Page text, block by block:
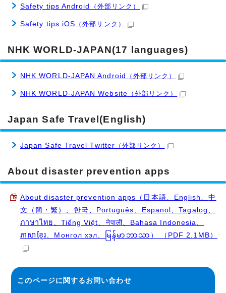
Safety tips Android （外部リンク）
Safety tips iOS （外部リンク）
NHK WORLD-JAPAN(17 languages)
NHK WORLD-JAPAN Android （外部リンク）
NHK WORLD-JAPAN Website （外部リンク）
Japan Safe Travel(English)
Japan Safe Travel Twitter （外部リンク）
About disaster prevention apps
About disaster prevention apps （日本語、 English、中
文（簡・繁） 、 한국、 Português、 Espanol、Tagalog、
ภาษาไทย、 Tiếng Việt、 नेपाली、 Bahasa Indonesia、
ភាសាខ្មែរ、 Монгол хэл、 မြန်မာဘာသာ ） （PDF 2.1MB）
このページに関するお問い合わせ